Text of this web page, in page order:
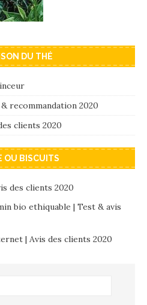
DU THÉ
recommandation 2020
clients 2020
OU BISCUITS
des clients 2020
bio ethiquable | Test & avis
| Avis des clients 2020